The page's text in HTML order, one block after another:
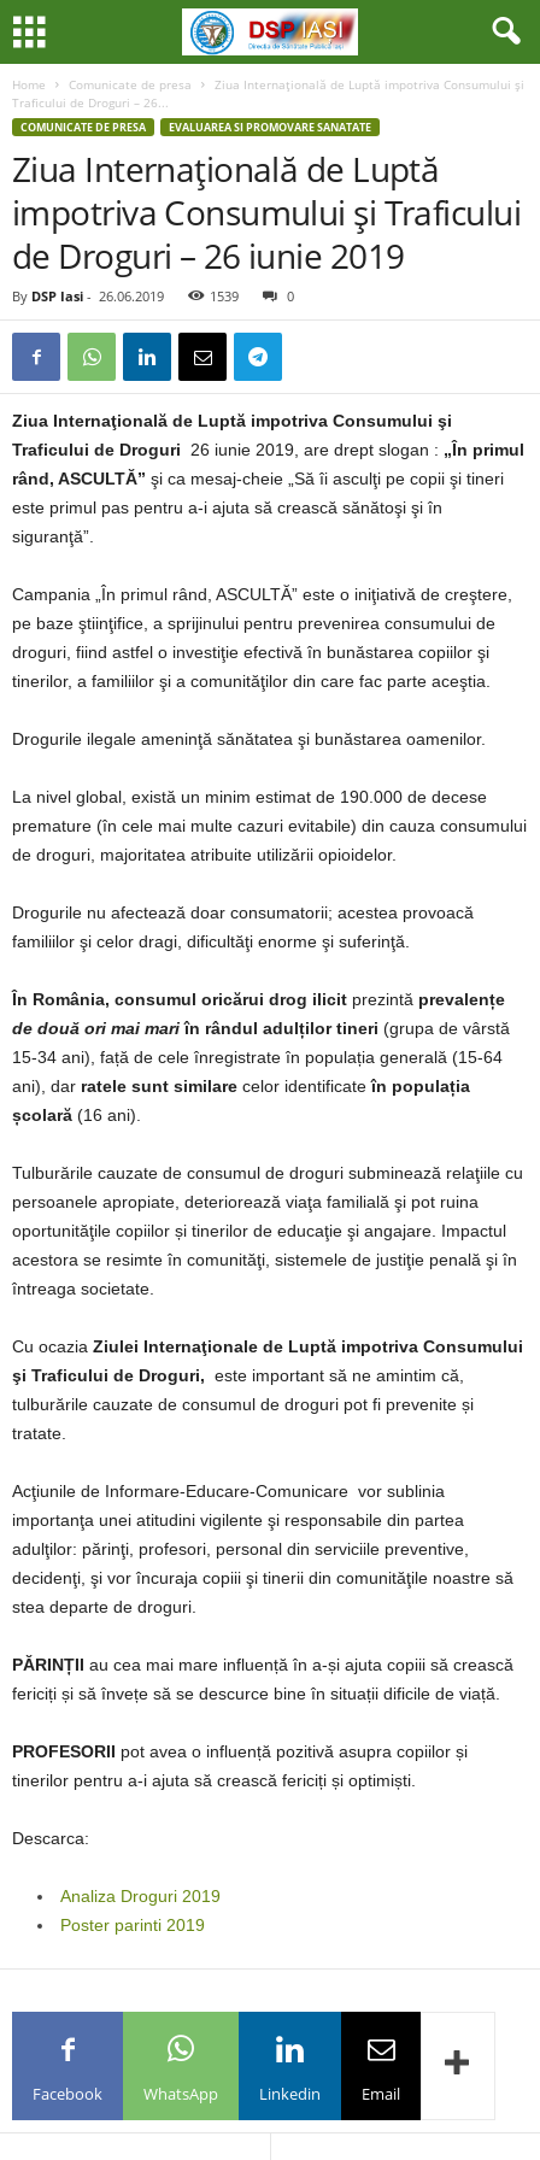
Home Comunicate de presa
Ziua Internaţională de Luptă impotriva Consumului şi
Traficului de Droguri – 26...
COMUNICATE DE PRESA EVALUAREA SI PROMOVARE SANATATE
Ziua Internaţională de Luptă
impotriva Consumului şi Traficului
de Droguri – 26 iunie 2019
By DSP Iasi - 26.06.2019 1539 0
Ziua Internaţională de Luptă impotriva Consumului şi
Traficului de Droguri
26 iunie 2019, are drept slogan : „În primul
rând, ASCULTĂ” şi ca mesaj-cheie „Să îi asculţi pe copii şi tineri
este primul pas pentru a-i ajuta să crească sănătoşi şi în
siguranţă”.
Campania „În primul rând, ASCULTĂ” este o iniţiativă de creştere,
pe baze ştiinţifice, a sprijinului pentru prevenirea consumului de
droguri, fiind astfel o investiţie efectivă în bunăstarea copiilor şi
tinerilor, a familiilor şi a comunităţilor din care fac parte aceştia.
Drogurile ilegale ameninţă sănătatea şi bunăstarea oamenilor.
La nivel global, există un minim estimat de 190.000 de decese
premature (în cele mai multe cazuri evitabile) din cauza consumului
de droguri, majoritatea atribuite utilizării opioidelor.
Drogurile nu afectează doar consumatorii; acestea provoacă
familiilor şi celor dragi, dificultăţi enorme şi suferinţă.
În România, consumul oricărui drog ilicit prezintă prevalențe
de două ori mai mari în rândul adulților tineri (grupa de vârstă
15-34 ani), față de cele înregistrate în populația generală (15-64
ani), dar ratele sunt similare celor identificateîn populația
școlară (16 ani).
Tulburările cauzate de consumul de droguri subminează relaţiile cu
persoanele apropiate, deteriorează viaţa familială şi pot ruina
oportunităţile copiilor și tinerilor de educaţie şi angajare. Impactul
acestora se resimte în comunităţi, sistemele de justiţie penală şi în
întreaga societate.
Cu ocazia Ziulei Internaţionale de Luptă impotriva Consumului
şi Traficului de Droguri, este important să ne amintim că,
tulburările cauzate de consumul de droguri pot fi prevenite și
tratate.
Acţiunile de Informare-Educare-Comunicare vor sublinia
importanţa unei atitudini vigilente şi responsabile din partea
adulţilor: părinţi, profesori, personal din serviciile preventive,
decidenţi, şi vor încuraja copiii şi tinerii din comunităţile noastre să
stea departe de droguri.
PĂRINȚII au cea mai mare influență în a-și ajuta copiii să crească
fericiți și să învețe să se descurce bine în situații dificile de viață.
PROFESORII pot avea o influență pozitivă asupra copiilor și
tinerilor pentru a-i ajuta să crească fericiți și optimiști.
Descarca:
Analiza Droguri 2019
Poster parinti 2019
Facebook WhatsApp Linkedin Email